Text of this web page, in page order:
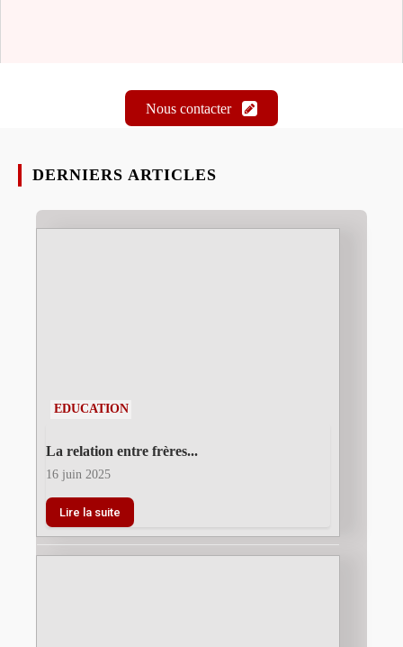
Nous contacter
DERNIERS ARTICLES
EDUCATION
La relation entre frères...
16 juin 2025
Lire la suite